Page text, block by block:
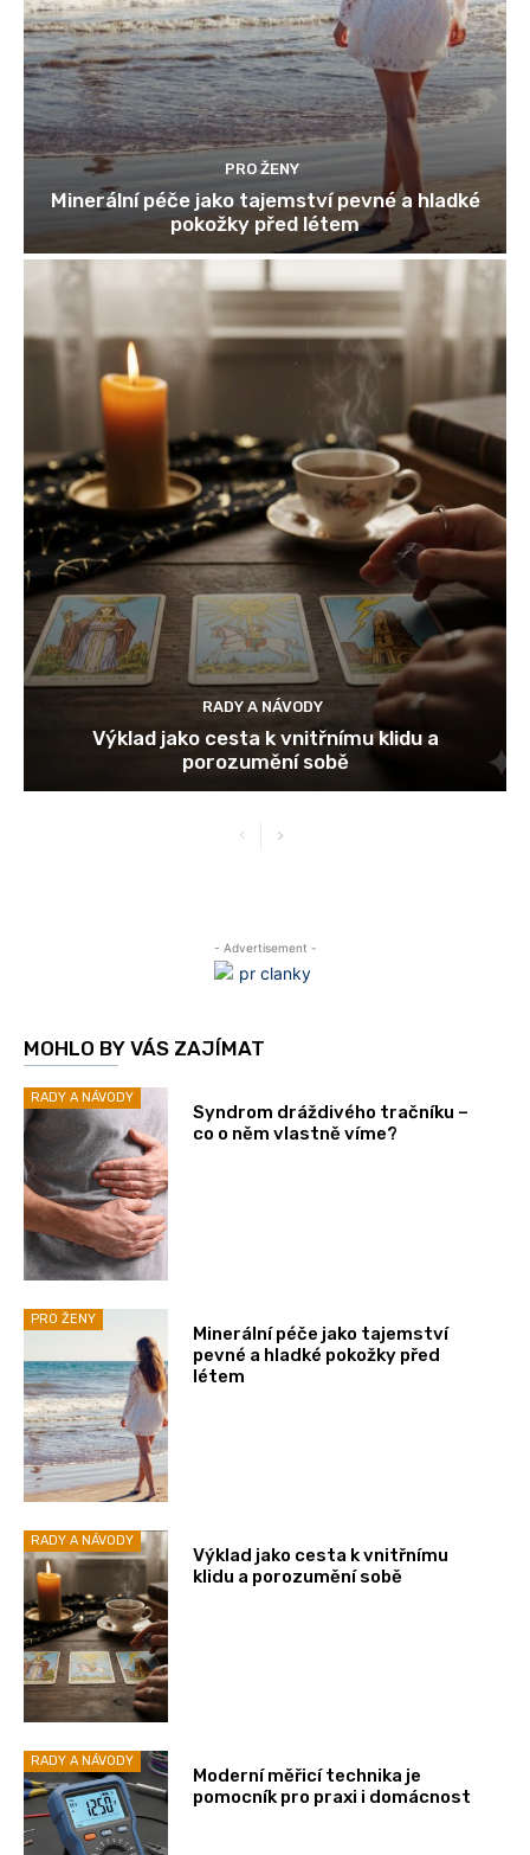
PRO ŽENY
Minerální péče jako tajemství pevné a hladké
pokožky před létem
RADY A NÁVODY
Výklad jako cesta k vnitřnímu klidu a
porozumění sobě
- Advertisement -
MOHLO BY VÁS ZAJÍMAT
RADY A NÁVODY
Syndrom dráždivého tračníku –
co o něm vlastně víme?
PRO ŽENY
Minerální péče jako tajemství
pevné a hladké pokožky před
létem
RADY A NÁVODY
Výklad jako cesta k vnitřnímu
klidu a porozumění sobě
RADY A NÁVODY
Moderní měřicí technika je
pomocník pro praxi i domácnost